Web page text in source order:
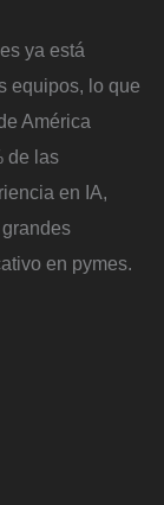
ya está
equipos, lo que
América
de las
en IA,
en pymes.